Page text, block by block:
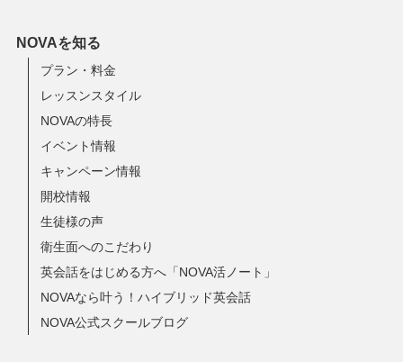
NOVAを知る
プラン・料金
レッスンスタイル
NOVAの特長
イベント情報
キャンペーン情報
開校情報
生徒様の声
衛生面へのこだわり
英会話をはじめる方へ「NOVA活ノート」
NOVAなら叶う！ハイブリッド英会話
NOVA公式スクールブログ